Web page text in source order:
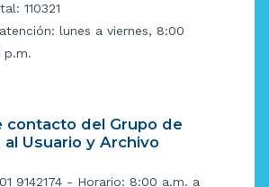
110321
lunes a viernes, 8:00
p.m.
contacto del Grupo de
Usuario y Archivo
9142174 - Horario: 8:00 a.m. a